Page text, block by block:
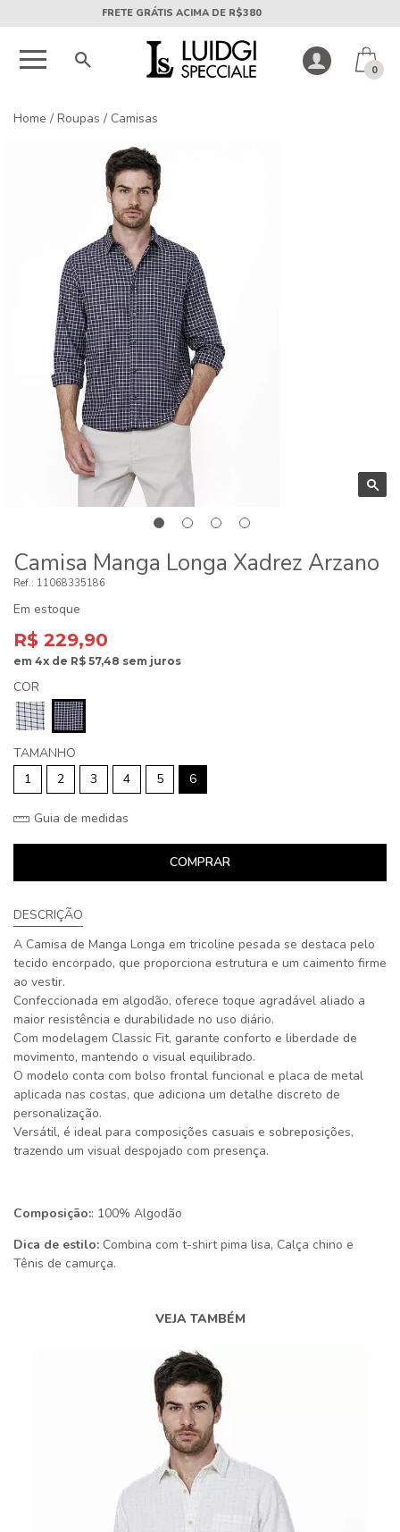
5X SEM JUROS PARCELA MÍNIMA DE R$50
0
Home / Roupas / Camisas
Camisa Manga Longa Xadrez Arzano
11068335186
Em estoque
R$ 229,90
em 4x de R$ 57,48 sem juros
COR
TAMANHO
1
2 3 4 5 6
Guia de medidas
COMPRAR
DESCRIÇÃO
A Camisa de Manga Longa em tricoline pesada se destaca pelo
tecido encorpado, que proporciona estrutura e um caimento firme
ao vestir.
Confeccionada em algodão, oferece toque agradável aliado a
maior resistência e durabilidade no uso diário.
Com modelagem Classic Fit, garante conforto e liberdade de
movimento, mantendo o visual equilibrado.
O modelo conta com bolso frontal funcional e placa de metal
aplicada nas costas, que adiciona um detalhe discreto de
personalização.
Versátil, é ideal para composições casuais e sobreposições,
trazendo um visual despojado com presença.
Composição:: 100% Algodão
Dica de estilo: Combina com t-shirt pima lisa, Calça chino e
Tênis de camurça.
VEJA TAMBÉM